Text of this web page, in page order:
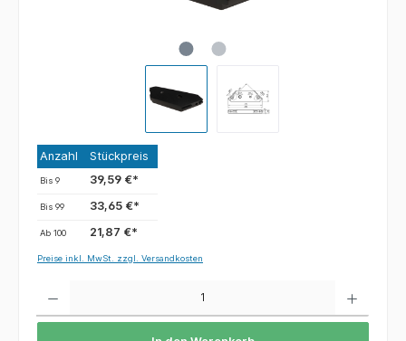
Anzahl Stückpreis
Bis9 39,59 €*
Bis99 33,65 €*
Ab100 21,87 €*
Preise inkl. MwSt. zzgl. Versandkosten